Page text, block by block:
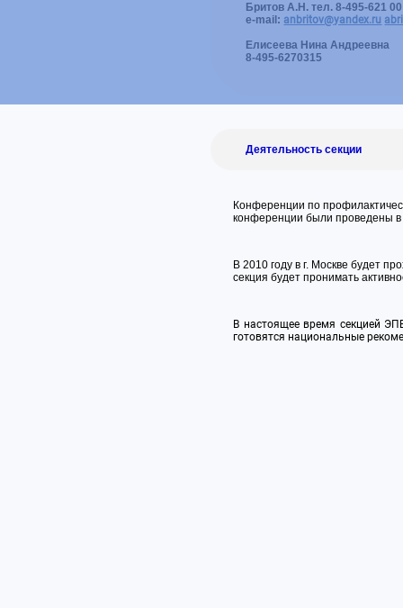
Бритов А.Н. тел. 8-495-621
e-mail: anbritov@yandex.ru
Елисеева Нина Андреевна
8-495-6270315
Деятельность секции
Конференции по
конференции были проведены в
В 2010 году в г. Москве будет
секция будет пронимать
В настоящее время секцией
готовятся национальные